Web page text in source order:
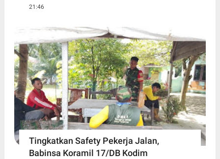
21:46
Tingkatkan Safety Pekerja Jalan,
Babinsa Koramil 17/DB Kodim